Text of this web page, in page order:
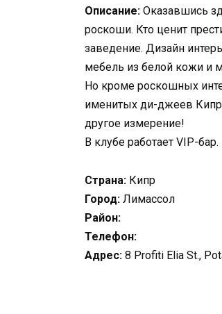
Описание: Оказавшись
роскоши. Кто ценит
заведение. Дизайн
мебель из белой кожи и
Но кроме роскошных
именитых ди-джеев
другое измерение!
В клубе работает VIP-бар.
Страна: Кипр
Город: Лимассол
Район:
Телефон:
Адрес: 8 Profiti Elia St.,